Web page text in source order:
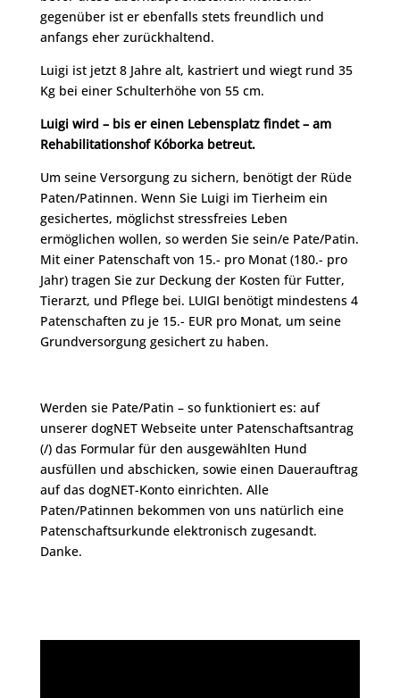
gegenüber ist er ebenfalls stets freundlich und
anfangs eher zurückhaltend.
Luigi ist jetzt 8 Jahre alt, kastriert und wiegt rund 35
Kg bei einer Schulterhöhe von 55 cm.
Luigi wird – bis er einen Lebensplatz findet – am
Rehabilitationshof Kóborka betreut.
Um seine Versorgung zu sichern, benötigt der Rüde
Paten/Patinnen. Wenn Sie Luigi im Tierheim ein
gesichertes, möglichst stressfreies Leben
ermöglichen wollen, so werden Sie sein/e Pate/Patin.
Mit einer Patenschaft von 15.- pro Monat (180.- pro
Jahr) tragen Sie zur Deckung der Kosten für Futter,
Tierarzt, und Pflege bei. LUIGI benötigt mindestens 4
Patenschaften zu je 15.- EUR pro Monat, um seine
Grundversorgung gesichert zu haben.
Werden sie Pate/Patin – so funktioniert es: auf
unserer dogNET Webseite unter Patenschaftsantrag
(/) das Formular für den ausgewählten Hund
ausfüllen und abschicken, sowie einen Dauerauftrag
auf das dogNET-Konto einrichten. Alle
Paten/Patinnen bekommen von uns natürlich eine
Patenschaftsurkunde elektronisch zugesandt.
Danke.